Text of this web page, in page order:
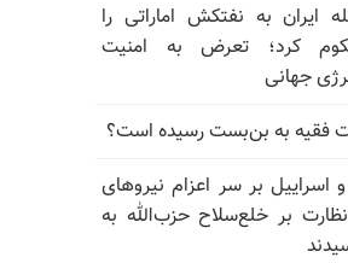
ایران به نفتکش اماراتی را
کرد؛ تعرض به امنیت
جهانی
فقیه به بن‌بست رسیده است؟
و اسراییل بر سر اعزام نیروهای
بر خلع‌سلاح حزب‌الله به